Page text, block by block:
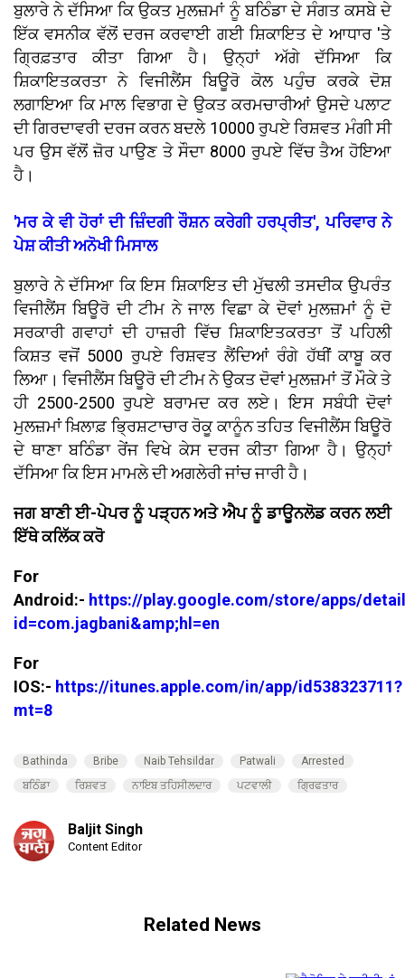
ਬੁਲਾਰੇ ਨੇ ਦੱਸਿਆ ਕਿ ਉਕਤ ਮੁਲਜ਼ਮਾਂ ਨੂੰ ਬਠਿੰਡਾ ਦੇ ਸੰਗਤ ਕਸਬੇ ਦੇ
ਇੱਕ ਵਸਨੀਕ ਵੱਲੋਂ ਦਰਜ ਕਰਵਾਈ ਗਈ ਸ਼ਿਕਾਇਤ ਦੇ ਆਧਾਰ 'ਤੇ
ਗ੍ਰਿਫ਼ਤਾਰ ਕੀਤਾ ਗਿਆ ਹੈ। ਉਨ੍ਹਾਂ ਅੱਗੇ ਦੱਸਿਆ ਕਿ
ਸ਼ਿਕਾਇਤਕਰਤਾ ਨੇ ਵਿਜੀਲੈਂਸ ਬਿਊਰੋ ਕੋਲ ਪਹੁੰਚ ਕਰਕੇ ਦੋਸ਼
ਲਗਾਇਆ ਕਿ ਮਾਲ ਵਿਭਾਗ ਦੇ ਉਕਤ ਕਰਮਚਾਰੀਆਂ ਉਸਦੇ ਪਲਾਟ
ਦੀ ਗਿਰਦਾਵਰੀ ਦਰਜ ਕਰਨ ਬਦਲੇ 10000 ਰੁਪਏ ਰਿਸ਼ਵਤ ਮੰਗੀ ਸੀ
ਪਰ ਉਸ ਵੱਲੋਂ ਜ਼ੋਰ ਪਾਉਣ ਤੇ ਸੌਦਾ 8000 ਰੁਪਏ ਵਿੱਚ ਤੈਅ ਹੋਇਆ
ਹੈ।
'ਮਰ ਕੇ ਵੀ ਹੋਰਾਂ ਦੀ ਜ਼ਿੰਦਗੀ ਰੌਸ਼ਨ ਕਰੇਗੀ ਹਰਪ੍ਰੀਤ', ਪਰਿਵਾਰ ਨੇ
ਪੇਸ਼ ਕੀਤੀ ਅਨੋਖੀ ਮਿਸਾਲ
ਬੁਲਾਰੇ ਨੇ ਦੱਸਿਆ ਕਿ ਇਸ ਸ਼ਿਕਾਇਤ ਦੀ ਮੁੱਢਲੀ ਤਸਦੀਕ ਉਪਰੰਤ
ਵਿਜੀਲੈਂਸ ਬਿਊਰੋ ਦੀ ਟੀਮ ਨੇ ਜਾਲ ਵਿਛਾ ਕੇ ਦੋਵਾਂ ਮੁਲਜ਼ਮਾਂ ਨੂੰ ਦੋ
ਸਰਕਾਰੀ ਗਵਾਹਾਂ ਦੀ ਹਾਜ਼ਰੀ ਵਿੱਚ ਸ਼ਿਕਾਇਤਕਰਤਾ ਤੋਂ ਪਹਿਲੀ
ਕਿਸ਼ਤ ਵਜੋਂ 5000 ਰੁਪਏ ਰਿਸ਼ਵਤ ਲੈਂਦਿਆਂ ਰੰਗੇ ਹੱਥੀਂ ਕਾਬੂ ਕਰ
ਲਿਆ। ਵਿਜੀਲੈਂਸ ਬਿਊਰੋ ਦੀ ਟੀਮ ਨੇ ਉਕਤ ਦੋਵਾਂ ਮੁਲਜ਼ਮਾਂ ਤੋਂ ਮੌਕੇ ਤੇ
ਹੀ 2500-2500 ਰੁਪਏ ਬਰਾਮਦ ਕਰ ਲਏ। ਇਸ ਸਬੰਧੀ ਦੋਵਾਂ
ਮੁਲਜ਼ਮਾਂ ਖ਼ਿਲਾਫ਼ ਭ੍ਰਿਸ਼ਟਾਚਾਰ ਰੋਕੂ ਕਾਨੂੰਨ ਤਹਿਤ ਵਿਜੀਲੈਂਸ ਬਿਊਰੋ
ਦੇ ਥਾਣਾ ਬਠਿੰਡਾ ਰੇਂਜ ਵਿਖੇ ਕੇਸ ਦਰਜ ਕੀਤਾ ਗਿਆ ਹੈ। ਉਨ੍ਹਾਂ
ਦੱਸਿਆ ਕਿ ਇਸ ਮਾਮਲੇ ਦੀ ਅਗਲੇਰੀ ਜਾਂਚ ਜਾਰੀ ਹੈ।
ਜਗ ਬਾਣੀ ਈ-ਪੇਪਰ ਨੂੰ ਪੜ੍ਹਨ ਅਤੇ ਐਪ ਨੂੰ ਡਾਊਨਲੋਡ ਕਰਨ ਲਈ
ਇੱਥੇ ਕਲਿੱਕ ਕਰੋ
For
Android:- https://play.google.com/store/apps/
id=com.jagbani&amp;hl=en
For
IOS:- https://itunes.apple.com/in/app/id538323711?
mt=8
Bathinda Bribe Naib Tehsildar Patwali
Arrested
ਬਠਿੰਡਾ
ਰਿਸ਼ਵਤ ਨਾਇਬ ਤਹਿਸੀਲਦਾਰ ਪਟਵਾਲੀ ਗ੍ਰਿਫਤਾਰ
Baljit Singh
Content Editor
Related News